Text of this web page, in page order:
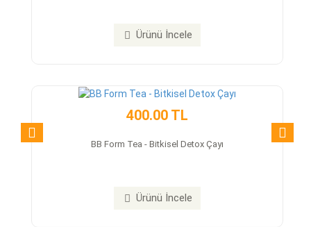
Ürünü İncele
400.00 TL
BB Form Tea - Bitkisel Detox Çayı
Ürünü İncele